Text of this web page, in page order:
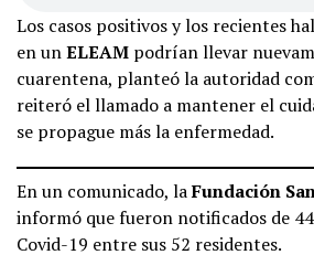
Los casos positivos y los recientes
en unELEAM podrían llevar
cuarentena, planteó la autoridad
reiteró el llamado a mantener el
se propague más la enfermedad.
En un comunicado, laFundación
informó que fueron notificados de
Covid-19 entre sus 52 residentes.